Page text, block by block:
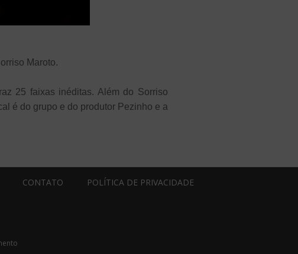
Maroto.
25 faixas inéditas. Além do Sorriso
é do grupo e do produtor Pezinho e a
CONTATO POLÍTICA DE PRIVACIDADE